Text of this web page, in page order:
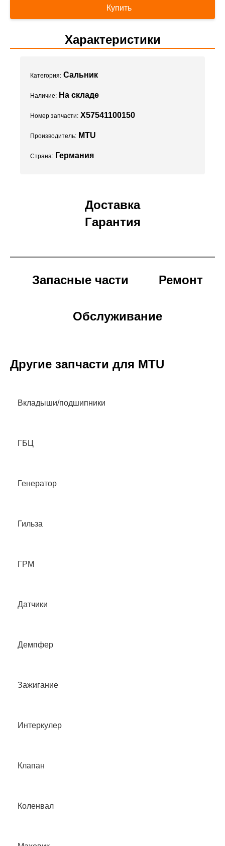
Купить
Характеристики
Категория: Сальник
Наличие: На складе
Номер запчасти: X57541100150
Производитель: MTU
Страна: Германия
Доставка
Гарантия
Запасные части Ремонт
Обслуживание
Другие запчасти для MTU
Вкладыши/подшипники
ГБЦ
Генератор
Гильза
ГРМ
Датчики
Демпфер
Зажигание
Интеркулер
Клапан
Коленвал